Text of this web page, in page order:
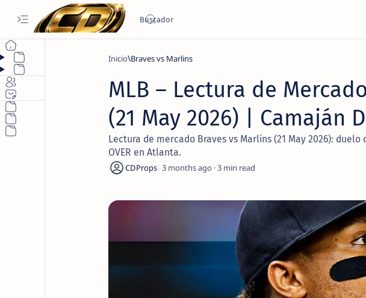
Inicio Braves vs Marlins
MLB – Lectura de
(21 May 2026) | Camaján
Lectura de mercado Braves vs Marlins (21 May 2026):
OVER en Atlanta.
3 months ago 3